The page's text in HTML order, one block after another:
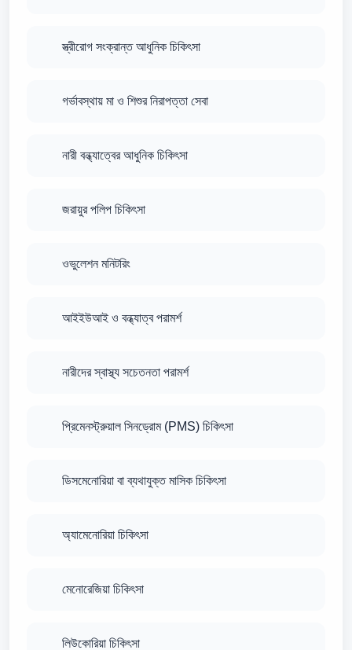
স্ত্রীরোগ সংক্রান্ত আধুনিক চিকিৎসা
গর্ভাবস্থায় মা ও শিশুর নিরাপত্তা সেবা
নারী বন্ধ্যাত্বের আধুনিক চিকিৎসা
জরায়ুর পলিপ চিকিৎসা
ওভুলেশন মনিটরিং
আইইউআই ও বন্ধ্যাত্ব পরামর্শ
নারীদের স্বাস্থ্য সচেতনতা পরামর্শ
প্রিমেনস্ট্রুয়াল সিনড্রোম (PMS) চিকিৎসা
ডিসমেনোরিয়া বা ব্যথাযুক্ত মাসিক চিকিৎসা
অ্যামেনোরিয়া চিকিৎসা
মেনোরেজিয়া চিকিৎসা
লিউকোরিয়া চিকিৎসা